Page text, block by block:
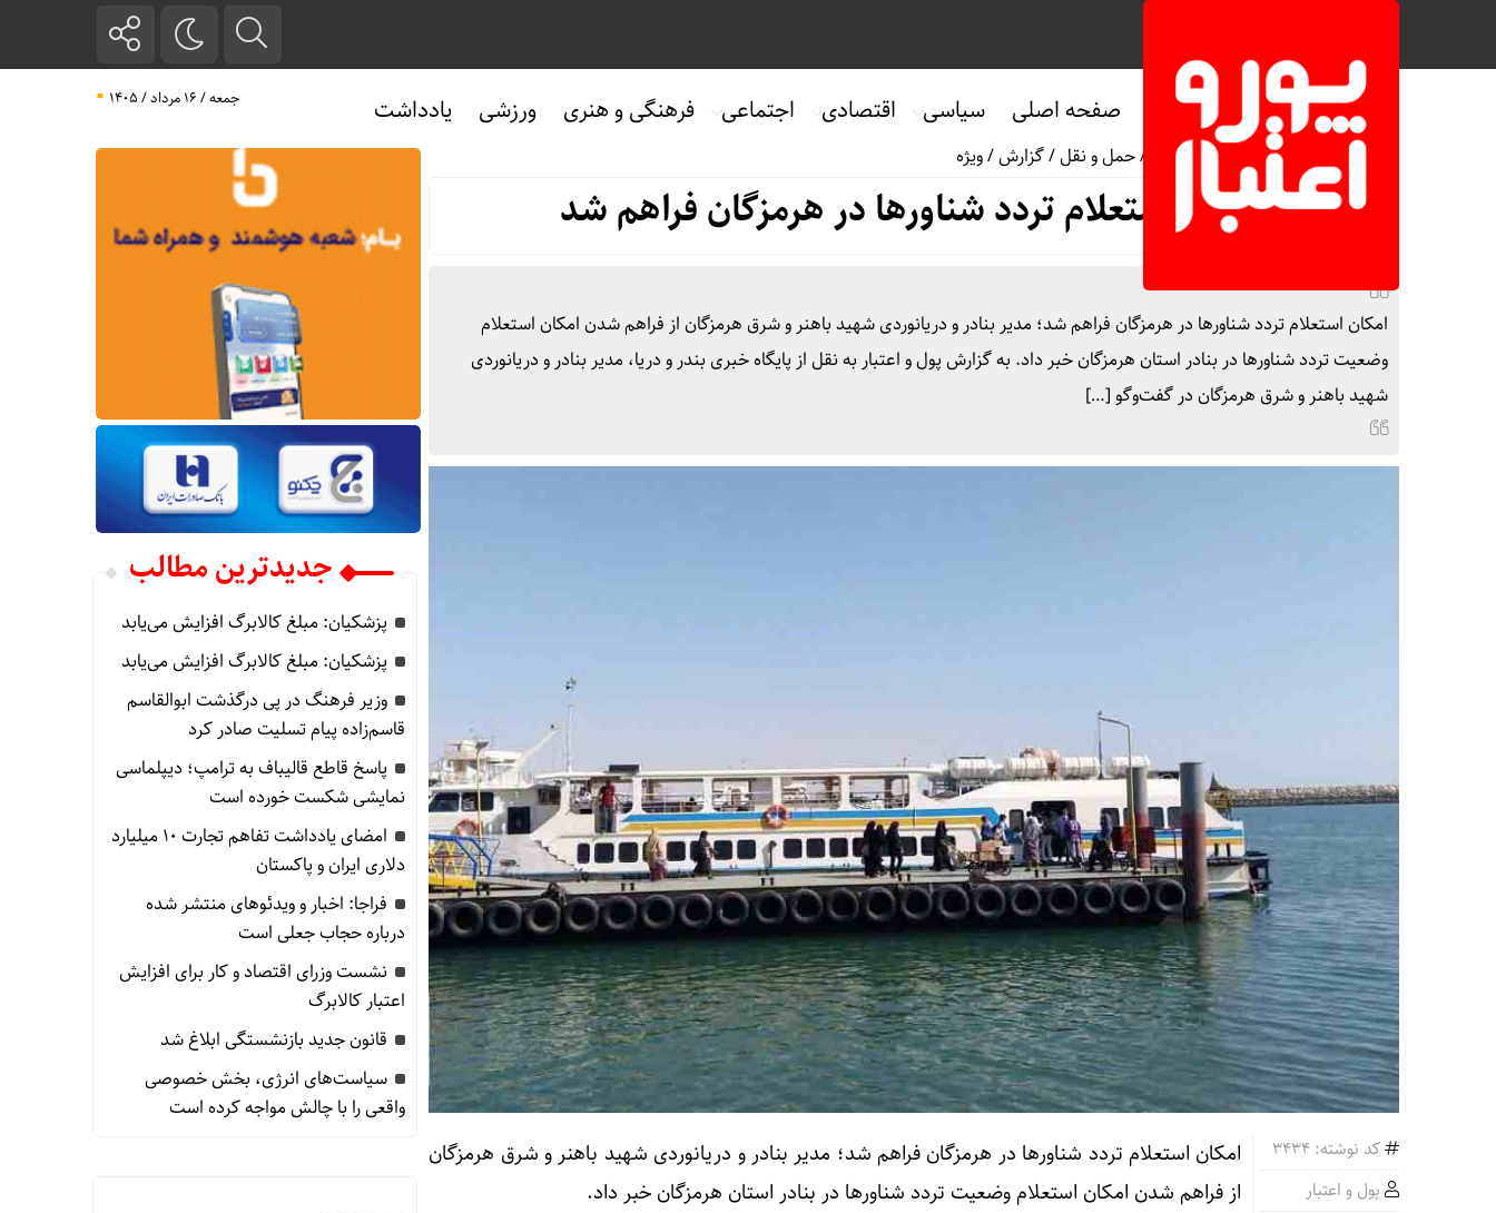
صفحه اصلی سیاسی اقتصادی اجتماعی فرهنگی و هنری ورزشی یادداشت جمعه / ۱۶ مرداد / ۱۴۰۵
صفحه نخست اجتماعی / اقتصادی /حمل و نقل/گزارش/ویژه
امکان استعلام تردد شناورها در هرمزگان فراهم شد
امکان استعلام تردد شناورها در هرمزگان فراهم شد؛ مدیر بنادر و دریانوردی شهید باهنر و شرق هرمزگان از فراهم شدن امکان استعلام
وضعیت تردد شناورها در بنادر استان هرمزگان خبر داد. به گزارش پول و اعتبار به نقل از پایگاه خبری بندر و دریا، مدیر بنادر و دریانوردی
شهید باهنر و شرق هرمزگان در گفت‌وگو […]
کد نوشته: 3434
پول و اعتبار
امکان استعلام تردد شناورها در هرمزگان فراهم شد؛ مدیر بنادر و دریانوردی شهید باهنر و شرق هرمزگان
از فراهم شدن امکان استعلام وضعیت تردد شناورها در بنادر استان هرمزگان خبر داد.
جدیدترین مطالب
پزشکیان: مبلغ کالابرگ افزایش می‌یابد
پزشکیان: مبلغ کالابرگ افزایش می‌یابد
وزیر فرهنگ در پی درگذشت ابوالقاسم
قاسم‌زاده پیام تسلیت صادر کرد
پاسخ قاطع قالیباف به ترامپ؛ دیپلماسی
نمایشی شکست خورده است
امضای یادداشت تفاهم تجارت ۱۰ میلیارد
دلاری ایران و پاکستان
فراجا: اخبار و ویدئوهای منتشر شده
درباره حجاب جعلی است
نشست وزرای اقتصاد و کار برای افزایش
اعتبار کالابرگ
قانون جدید بازنشستگی ابلاغ شد
سیاست‌های انرژی، بخش خصوصی
واقعی را با چالش مواجه کرده است